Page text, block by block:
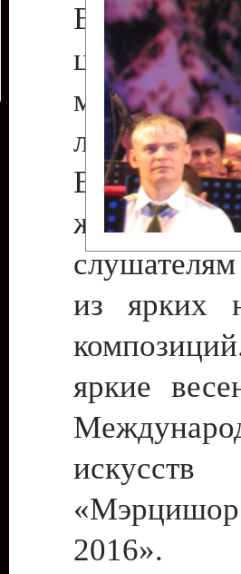
В
центре
марта
любовью к
В этот
женщинам
из ярких
яркие
2016».